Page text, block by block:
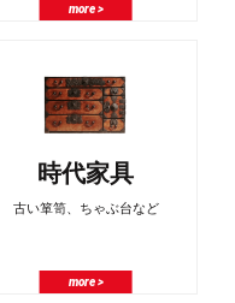
more >
時代家具
古い箪笥、ちゃぶ台など
more >